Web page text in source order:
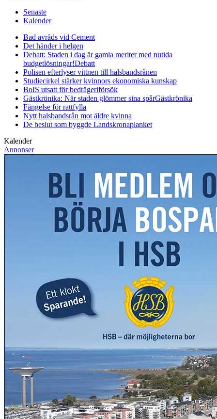
Senaste
Kalender
Bad avråds vid Cement
Det händer i helgen
Debatt: Staden i dag är gamla meriter med nutida
budgetlösningar!Debatt
Polisen efterlyser vittnen till halsbandsrånen
Studiecirkel stärker kvinnors ekonomiska kunskap
BoIS utsatt för bedrägeriförsök
Gästkrönika: När staden glömmer sina spårGästkrönika
Fängelse för rattfylla
Nytt halsbandsrån mot äldre kvinna
De beslut som byggde Landskronaplanket
Kalender
Annonser